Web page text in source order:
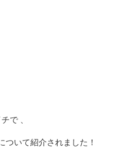
で 、
ついて紹介されました！